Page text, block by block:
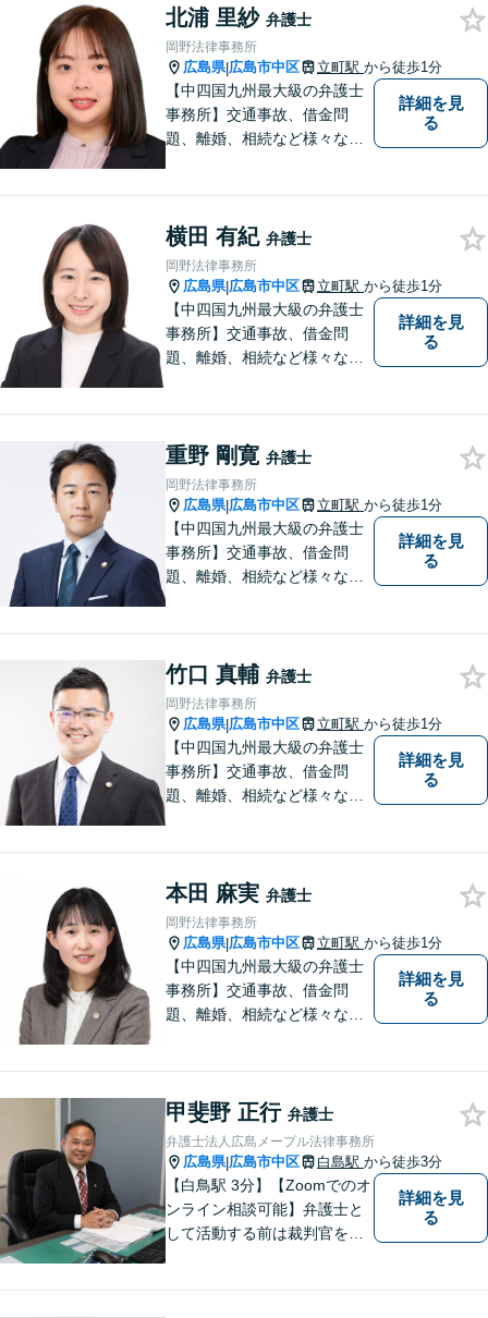
ってまいります。 ぜひご相談
ください。
北浦 里紗 弁護士
岡野法律事務所
広島県|広島市中区 立町駅 から徒歩1分
【中四国九州最大級の弁護士
事務所】交通事故、借金問
題、離婚、相続など様々な問
い！
詳細を見
る
横田 有紀 弁護士
岡野法律事務所
広島県|広島市中区 立町駅 から徒歩1分
【中四国九州最大級の弁護士
事務所】交通事故、借金問
題、離婚、相続など様々な問
い！
詳細を見
る
重野 剛寛 弁護士
岡野法律事務所
広島県|広島市中区 立町駅 から徒歩1分
【中四国九州最大級の弁護士
事務所】交通事故、借金問
題、離婚、相続など様々な問
い！
詳細を見
る
竹口 真輔 弁護士
岡野法律事務所
広島県|広島市中区 立町駅 から徒歩1分
【中四国九州最大級の弁護士
事務所】交通事故、借金問
題、離婚、相続など様々な問
い！
詳細を見
る
本田 麻実 弁護士
岡野法律事務所
広島県|広島市中区 立町駅 から徒歩1分
【中四国九州最大級の弁護士
事務所】交通事故、借金問
題、離婚、相続など様々な問
い！
詳細を見
る
甲斐野 正行 弁護士
弁護士法人広島メープル法律事務所
広島県|広島市中区 白島駅 から徒歩3分
【白鳥駅 3分】【Zoomでのオ
ンライン相談可能】弁護士と
して活動する前は裁判官を務
詳細を見
る